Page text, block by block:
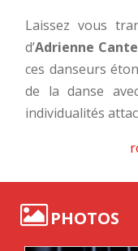
Laissez vous
d’Adrienne
ces danseurs
de la danse
individualités
PHOTOS